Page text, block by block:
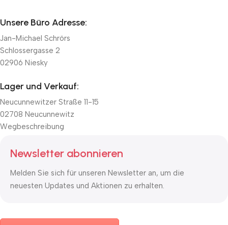
Unsere Büro Adresse:
Jan-Michael Schrörs
Schlossergasse 2
02906 Niesky
Lager und Verkauf:
Neucunnewitzer Straße 11-15
02708 Neucunnewitz
Wegbeschreibung
Newsletter abonnieren
Melden Sie sich für unseren Newsletter an, um die
neuesten Updates und Aktionen zu erhalten.